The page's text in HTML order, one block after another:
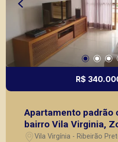
R$
Apartamento padrão
bairro Vila Virginia,
Ribeirão Preto/SP.
Vila Virgínia - Ribeirão